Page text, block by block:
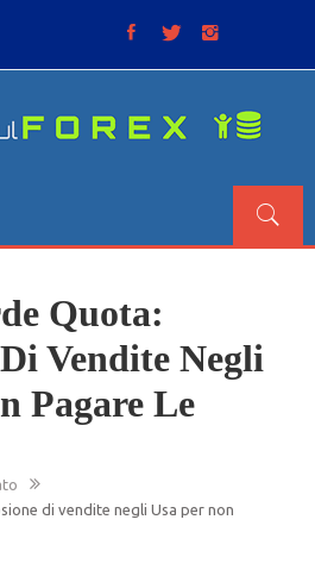
Quota:
Vendite Negli
Pagare Le
di vendite negli Usa per non